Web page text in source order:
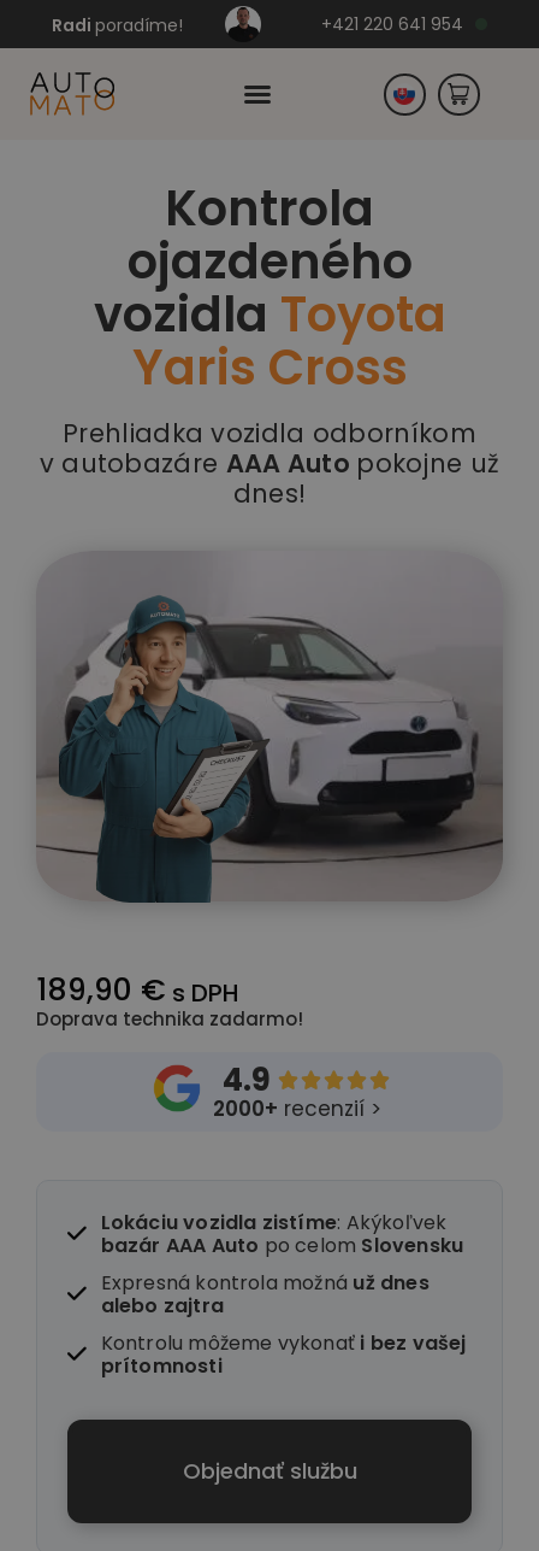
Radi poradíme! +421 220 641 954
Kontrola
ojazdeného
vozidla Toyota
Yaris Cross
Prehliadka vozidla odborníkom
v autobazáre AAA Auto pokojne už
dnes!
189,90 € s DPH
Doprava technika zadarmo!
4.9 
2000+ recenzií >
Lokáciu vozidla zistíme: Akýkoľvek
bazár AAA Auto po celom Slovensku
Expresná kontrola možná už dnes
alebo zajtra
Kontrolu môžeme vykonať i bez vašej
prítomnosti
Objednať službu